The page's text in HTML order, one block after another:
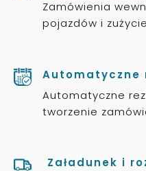
Zamówienia
pojazdów i
Automatyczne
Automatyczne
tworzenie
Załadunek i